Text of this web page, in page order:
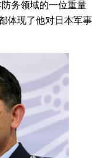
务领域的一位重量
体现了他对日本军事